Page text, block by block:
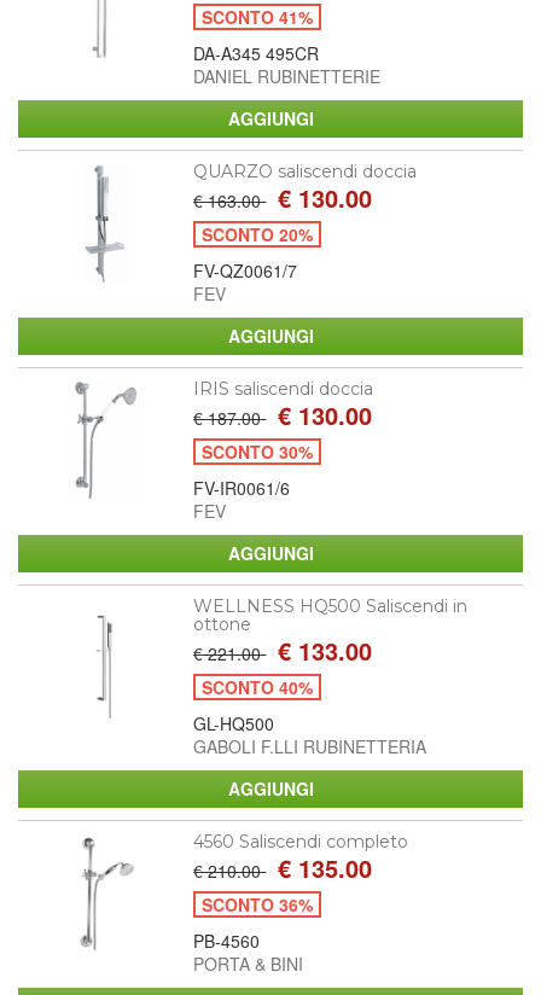
SCONTO 41%
DA-A345 495CR
DANIEL RUBINETTERIE
QUARZO saliscendi doccia
€ 163.00 € 130.00
SCONTO 20%
FV-QZ0061/7
FEV
IRIS saliscendi doccia
€ 187.00 € 130.00
SCONTO 30%
FV-IR0061/6
FEV
WELLNESS HQ500 Saliscendi in
ottone
€ 221.00 € 133.00
SCONTO 40%
GL-HQ500
GABOLI F.LLI RUBINETTERIA
4560 Saliscendi completo
€ 210.00 € 135.00
SCONTO 36%
PB-4560
PORTA & BINI